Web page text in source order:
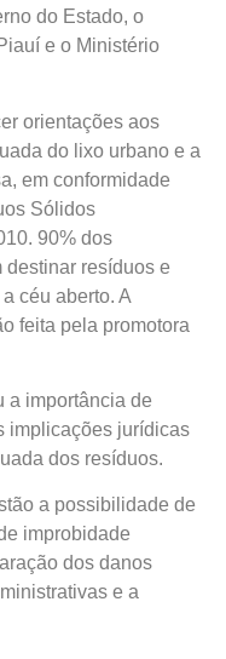
do Estado, o
e o Ministério
orientações aos
do lixo urbano e a
em conformidade
Sólidos
90% dos
resíduos e
céu aberto. A
feita pela promotora
a importância de
implicações jurídicas
dos resíduos.
a possibilidade de
improbidade
dos danos
e a